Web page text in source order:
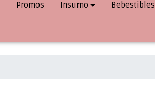
Promos Insumo Bebestibles